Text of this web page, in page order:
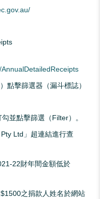
點擊篩選器（漏斗標誌）
並點擊篩選（Filter）。
Ltd」超連結進行查
22財年間金額低於
之捐款人姓名於網站